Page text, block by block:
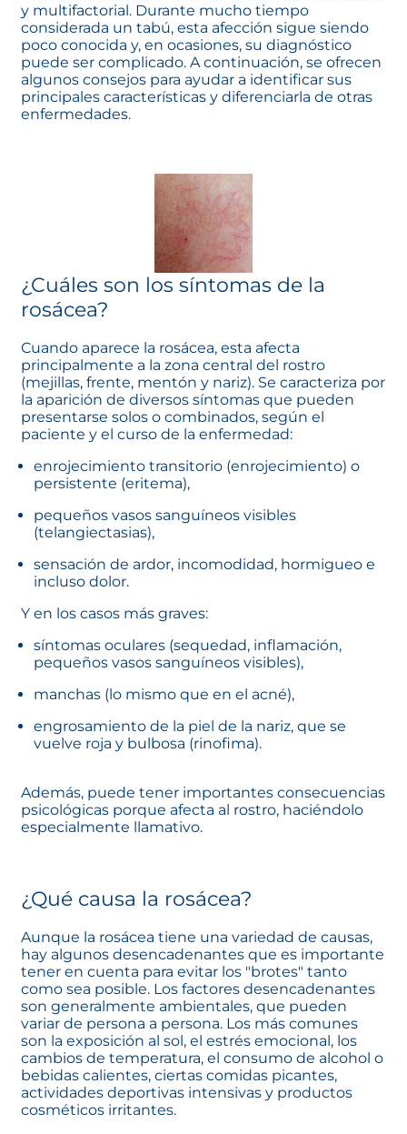
y multifactorial. Durante mucho tiempo
considerada un tabú, esta afección sigue siendo
poco conocida y, en ocasiones, su diagnóstico
puede ser complicado. A continuación, se ofrecen
algunos consejos para ayudar a identificar sus
principales características y diferenciarla de otras
enfermedades.
¿Cuáles son los síntomas de la
rosácea?
Cuando aparece la rosácea, esta afecta
principalmente a la zona central del rostro
(mejillas, frente, mentón y nariz). Se caracteriza por
la aparición de diversos síntomas que pueden
presentarse solos o combinados, según el
paciente y el curso de la enfermedad:
enrojecimiento transitorio (enrojecimiento) o
persistente (eritema),
pequeños vasos sanguíneos visibles
(telangiectasias),
sensación de ardor, incomodidad, hormigueo e
incluso dolor.
Y en los casos más graves:
síntomas oculares (sequedad, inflamación,
pequeños vasos sanguíneos visibles),
manchas (lo mismo que en el acné),
engrosamiento de la piel de la nariz, que se
vuelve roja y bulbosa (rinofima).
Además, puede tener importantes consecuencias
psicológicas porque afecta al rostro, haciéndolo
especialmente llamativo.
¿Qué causa la rosácea?
Aunque la rosácea tiene una variedad de causas,
hay algunos desencadenantes que es importante
tener en cuenta para evitar los "brotes" tanto
como sea posible. Los factores desencadenantes
son generalmente ambientales, que pueden
variar de persona a persona. Los más comunes
son la exposición al sol, el estrés emocional, los
cambios de temperatura, el consumo de alcohol o
bebidas calientes, ciertas comidas picantes,
actividades deportivas intensivas y productos
cosméticos irritantes.